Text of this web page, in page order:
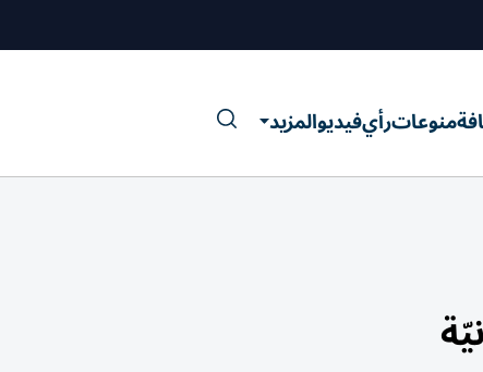
منوعاترأيفيديوالمزيد